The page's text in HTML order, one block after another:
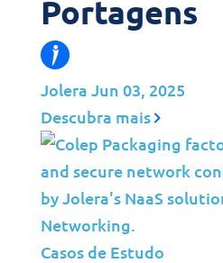
Portagens
Jolera Jun 03, 2025
Descubra mais
Casos de Estudo